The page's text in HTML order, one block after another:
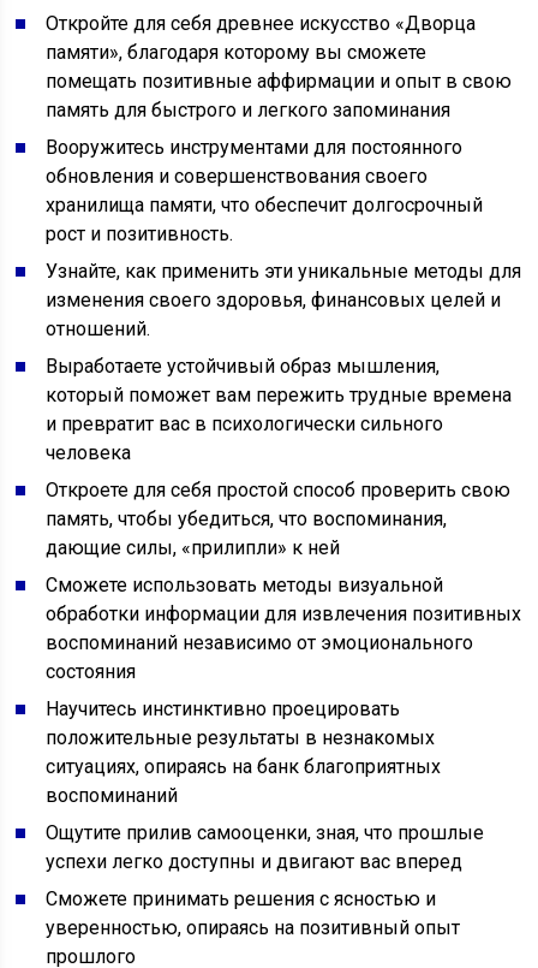
Откройте для себя древнее искусство «Дворца
памяти», благодаря которому вы сможете
помещать позитивные аффирмации и опыт в свою
память для быстрого и легкого запоминания
Вооружитесь инструментами для постоянного
обновления и совершенствования своего
хранилища памяти, что обеспечит долгосрочный
рост и позитивность.
Узнайте, как применить эти уникальные методы для
изменения своего здоровья, финансовых целей и
отношений.
Выработаете устойчивый образ мышления,
который поможет вам пережить трудные времена
и превратит вас в психологически сильного
человека
Откроете для себя простой способ проверить свою
память, чтобы убедиться, что воспоминания,
дающие силы, «прилипли» к ней
Сможете использовать методы визуальной
обработки информации для извлечения позитивных
воспоминаний независимо от эмоционального
состояния
Научитесь инстинктивно проецировать
положительные результаты в незнакомых
ситуациях, опираясь на банк благоприятных
воспоминаний
Ощутите прилив самооценки, зная, что прошлые
успехи легко доступны и двигают вас вперед
Сможете принимать решения с ясностью и
уверенностью, опираясь на позитивный опыт
прошлого